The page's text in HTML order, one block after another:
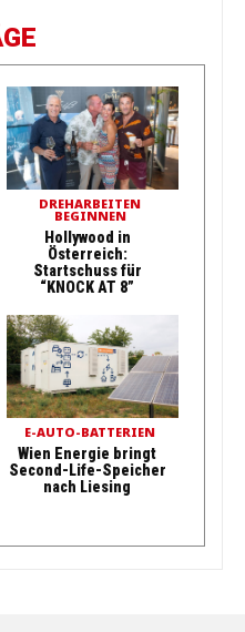
DREHARBEITEN
BEGINNEN
Hollywood in
Österreich:
Startschuss für
“KNOCK AT 8”
E-AUTO-BATTERIEN
Wien Energie bringt
Second-Life-Speicher
nach Liesing